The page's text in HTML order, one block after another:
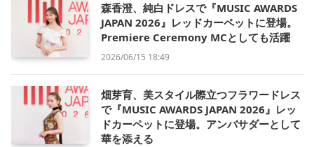
森香澄、純白ドレスで『MUSIC AWARDS
JAPAN 2026』レッドカーペットに登場。
Premiere Ceremony MCとしても活躍
2026/06/15 18:49
畑芽育、美スタイル際立つフラワードレス
で『MUSIC AWARDS JAPAN 2026』レッ
ドカーペットに登場。アンバサダーとして
華を添える